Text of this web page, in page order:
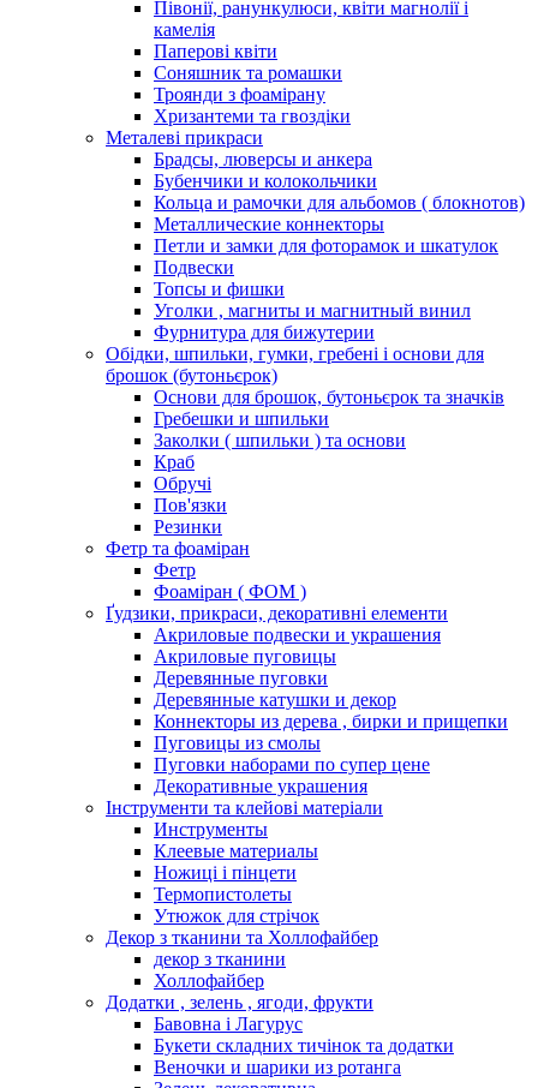
Півонії, ранункулюси, квіти магнолії і
камелія
Паперові квіти
Соняшник та ромашки
Троянди з фоамірану
Хризантеми та гвоздіки
Металеві прикраси
Брадсы, люверсы и анкера
Бубенчики и колокольчики
Кольца и рамочки для альбомов ( блокнотов)
Металлические коннекторы
Петли и замки для фоторамок и шкатулок
Подвески
Топсы и фишки
Уголки , магниты и магнитный винил
Фурнитура для бижутерии
Обідки, шпильки, гумки, гребені і основи для
брошок (бутоньєрок)
Основи для брошок, бутоньєрок та значків
Гребешки и шпильки
Заколки ( шпильки ) та основи
Краб
Обручі
Пов'язки
Резинки
Фетр та фоаміран
Фетр
Фоаміран ( ФОМ )
Ґудзики, прикраси, декоративні елементи
Акриловые подвески и украшения
Акриловые пуговицы
Деревянные пуговки
Деревянные катушки и декор
Коннекторы из дерева , бирки и прищепки
Пуговицы из смолы
Пуговки наборами по супер цене
Декоративные украшения
Інструменти та клейові матеріали
Инструменты
Клеевые материалы
Ножиці і пінцети
Термопистолеты
Утюжок для стрічок
Декор з тканини та Холлофайбер
декор з тканини
Холлофайбер
Додатки , зелень , ягоди, фрукти
Бавовна і Лагурус
Букети складних тичінок та додатки
Веночки и шарики из ротанга